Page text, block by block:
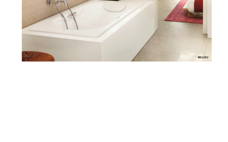
MALIBU